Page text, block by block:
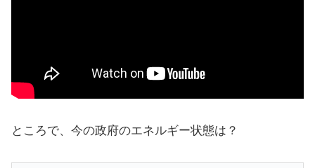
ところで、今の政府のエネルギー状態は？